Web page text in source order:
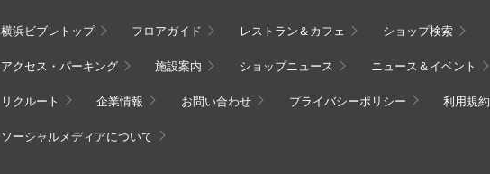
横浜ビブレトップ フロアガイド レストラン＆カフェ ショップ検索
アクセス・パーキング 施設案内 ショップニュース ニュース＆イベント
リクルート 企業情報 お問い合わせ プライバシーポリシー 利用規約
ソーシャルメディアについて